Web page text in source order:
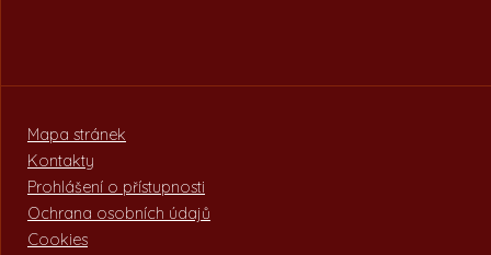
Mapa stránek
Kontakty
Prohlášení o přístupnosti
Ochrana osobních údajů
Cookies